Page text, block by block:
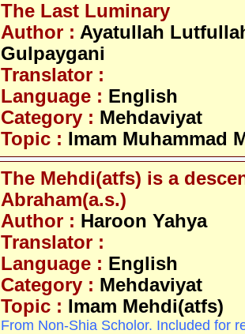
The Last Luminary
Author : Ayatullah
Gulpaygani
Translator :
Language : English
Category : Mehdaviyat
Topic : Imam Muhammad
The Mehdi(atfs) is a
Abraham(a.s.)
Author : Haroon Yahya
Translator :
Language : English
Category : Mehdaviyat
Topic : Imam Mehdi(atfs)
From Non-Shia Scholor. Included for